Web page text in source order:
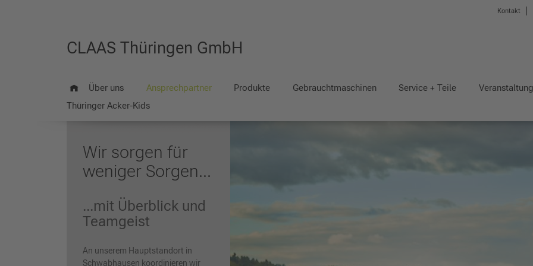
CLAAS Thüringen GmbH
Kontakt
Über uns Ansprechpartner Produkte Gebrauchtmaschinen Service + Teile
Thüringer Acker-Kids
Wir sorgen für
weniger Sorgen...
...mit Überblick und
Teamgeist
An unserem Hauptstandort in
Schwabhausen koordinieren wir